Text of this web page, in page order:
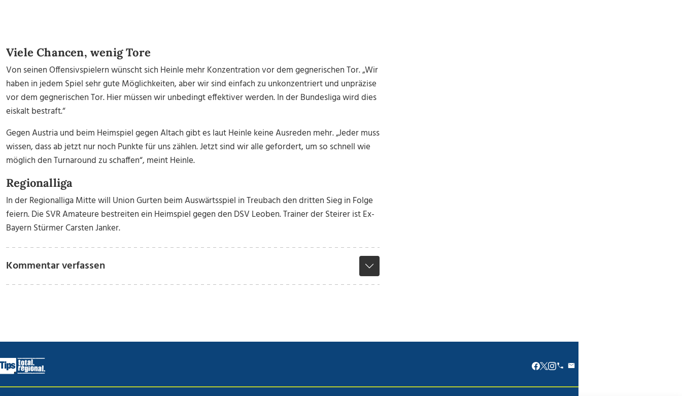
Viele Chancen, wenig Tore
Von seinen Offensivspielern wünscht sich Heinle mehr Konzentration vor dem gegnerischen Tor. „Wir
haben in jedem Spiel sehr gute Möglichkeiten, aber wir sind einfach zu unkonzentriert und unpräzise
vor dem gegnerischen Tor. Hier müssen wir unbedingt effektiver werden. In der Bundesliga wird dies
eiskalt bestraft.“
Gegen Austria und beim Heimspiel gegen Altach gibt es laut Heinle keine Ausreden mehr. „Jeder muss
wissen, dass ab jetzt nur noch Punkte für uns zählen. Jetzt sind wir alle gefordert, um so schnell wie
möglich den Turnaround zu schaffen“, meint Heinle.
Regionalliga
In der Regionalliga Mitte will Union Gurten beim Auswärtsspiel in Treubach den dritten Sieg in Folge
feiern. Die SVR Amateure bestreiten ein Heimspiel gegen den DSV Leoben. Trainer der Steirer ist Ex-
Bayern Stürmer Carsten Janker.
Kommentar verfassen